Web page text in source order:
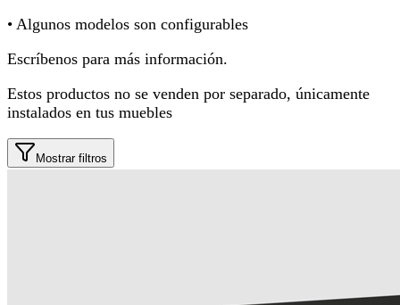
• Algunos modelos son configurables
Escríbenos para más información.
Estos productos no se venden por separado, únicamente
instalados en tus muebles
Mostrar filtros